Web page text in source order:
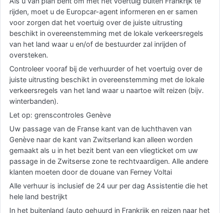
rijden, moet u de Europcar-agent informeren en er samen
voor zorgen dat het voertuig over de juiste uitrusting
beschikt in overeenstemming met de lokale verkeersregels
van het land waar u en/of de bestuurder zal inrijden of
oversteken.
Controleer vooraf bij de verhuurder of het voertuig over de
juiste uitrusting beschikt in overeenstemming met de lokale
verkeersregels van het land waar u naartoe wilt reizen (bijv.
winterbanden).
Let op: grenscontroles Genève
Uw passage van de Franse kant van de luchthaven van
Genève naar de kant van Zwitserland kan alleen worden
gemaakt als u in het bezit bent van een vliegticket om uw
passage in de Zwitserse zone te rechtvaardigen. Alle andere
klanten moeten door de douane van Ferney Voltai
Alle verhuur is inclusief de 24 uur per dag Assistentie die het
hele land bestrijkt
In het buitenland (auto gehuurd in Frankrijk en reizen naar het